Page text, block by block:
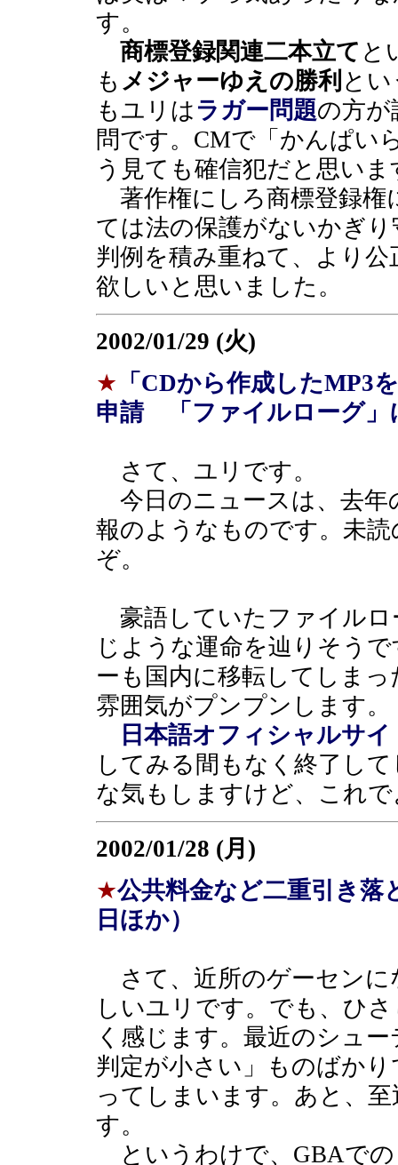
す。
商標登録関連二本立て と
も メジャーゆえの勝利 と
もユリは ラガー問題の方
問です。CMで「かんぱい
う見ても確信犯だと思いま
著作権にしろ商標登録権
ては法の保護がないかぎ
判例を積み重ねて、より
欲しいと思いました。
2002/01/29 (火)
★ 「CDから作成したMP3
申請 「ファイルローグ」
さて、ユリです。
今日のニュースは、去年
報のようなものです。未
ぞ。
豪語していたファイルロ
じような運命を辿りそう
ーも国内に移転してしま
雰囲気がプンプンします。
日本語オフィシャルサイ
してみる間もなく終了し
な気もしますけど、これ
2002/01/28 (月)
★公共料金など二重引き
日ほか）
さて、近所のゲーセンに
しいユリです。でも、ひ
く感じます。最近のシュ
判定が小さい」ものばか
ってしまいます。あと、
す。
というわけで、GBAで